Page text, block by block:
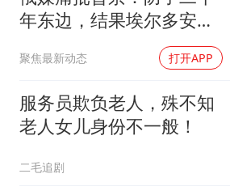
年东边，结果埃尔多安把
聚焦最新动态 打开APP
服务员欺负老人，殊不知
老人女儿身份不一般！
二毛追剧